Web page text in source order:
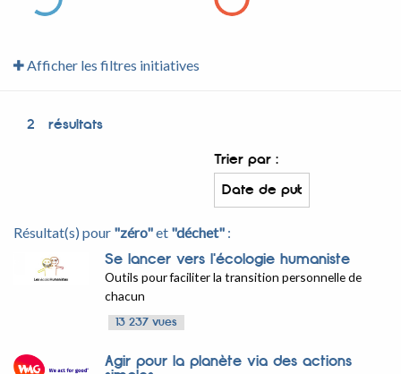
Afficher les filtres initiatives
2 résultats
Trier par :
Résultat(s) pour "zéro"et "déchet" :
Se lancer vers l'écologie humaniste
Outils pour faciliter la transition personnelle de
chacun
13 237 vues
Agir pour la planète via des actions